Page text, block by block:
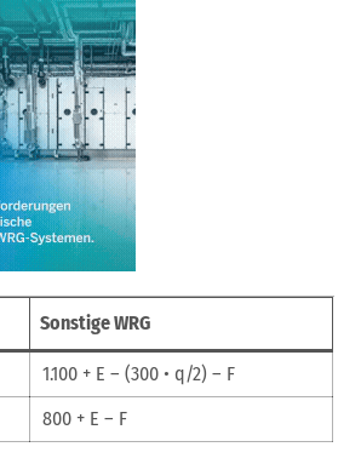
Sonstige WRG
1.100 + E – (300 • q/2) – F
800 + E – F